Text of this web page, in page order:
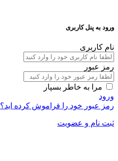
ورود به پنل کاربری
نام کاربری
رمز عبور
مرا به خاطر بسپار
ورود
رمز عبور خود را فراموش کرده اید؟
ثبت نام و عضویت